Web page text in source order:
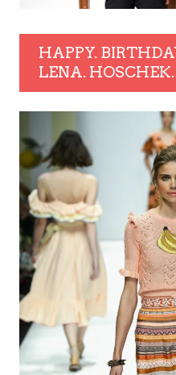
HAPPY.
LENA. HOSCHEK.